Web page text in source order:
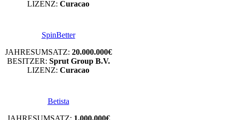
LIZENZ: Curacao
SpinBetter
JAHRESUMSATZ: 20.000.000€
BESITZER: Sprut Group B.V.
LIZENZ: Curacao
Betista